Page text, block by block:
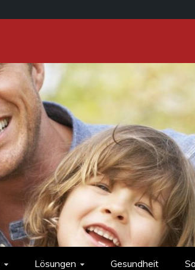
Lösungen Gesundheit